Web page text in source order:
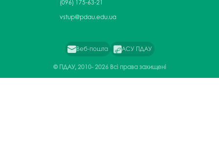
(096) 175-63-21
vstup@pdau.edu.ua
Веб-пошта АСУ ПДАУ
© ПДАУ, 2010-2026 Всі права захищені